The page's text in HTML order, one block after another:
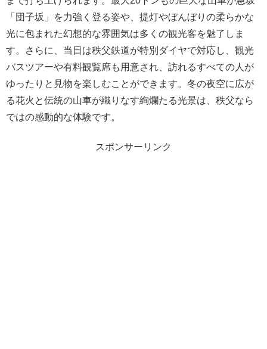
「団子坂」を力強く登る姿や、提灯やぼんぼりの柔らかな
光に包まれた幻想的な雰囲気は多くの観光客を魅了しま
す。さらに、当日は秩父鉄道が特別ダイヤで対応し、観光
バスツアーや有料観覧席も用意され、訪れるすべての人が
ゆったりと見物を楽しむことができます。冬の夜空に広が
る花火と伝統の山車が織りなす絢爛たる光景は、秩父なら
ではの感動的な体験です。
スポンサーリンク